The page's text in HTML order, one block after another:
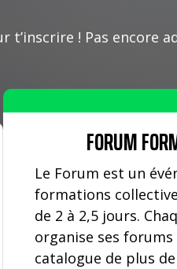
t’inscrire ! Pas encore
FORUM
Le Forum est un
formations
de 2 à 2,5 jours.
organise ses forums
catalogue de plus